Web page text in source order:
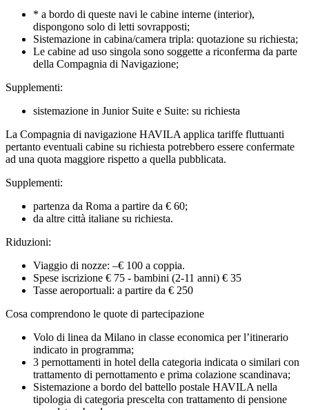
* a bordo di queste navi le cabine interne (interior),
dispongono solo di letti sovrapposti;
Sistemazione in cabina/camera tripla: quotazione su richiesta;
Le cabine ad uso singola sono soggette a riconferma da parte
della Compagnia di Navigazione;
Supplementi:
sistemazione in Junior Suite e Suite: su richiesta
La Compagnia di navigazione HAVILA applica tariffe fluttuanti
pertanto eventuali cabine su richiesta potrebbero essere confermate
ad una quota maggiore rispetto a quella pubblicata.
Supplementi:
partenza da Roma a partire da € 60;
da altre città italiane su richiesta.
Riduzioni:
Viaggio di nozze: –€ 100 a coppia.
Spese iscrizione € 75 - bambini (2-11 anni) € 35
Tasse aeroportuali: a partire da € 250
Cosa comprendono le quote di partecipazione
Volo di linea da Milano in classe economica per l’itinerario
indicato in programma;
3 pernottamenti in hotel della categoria indicata o similari con
trattamento di pernottamento e prima colazione scandinava;
Sistemazione a bordo del battello postale HAVILA nella
tipologia di categoria prescelta con trattamento di pensione